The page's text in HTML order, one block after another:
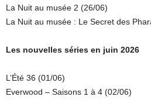
La Nuit au musée 2 (26/06)
La Nuit au musée : Le Secret des
Les nouvelles séries en juin 2026
L’Été 36 (01/06)
Everwood – Saisons 1 à 4 (02/06)